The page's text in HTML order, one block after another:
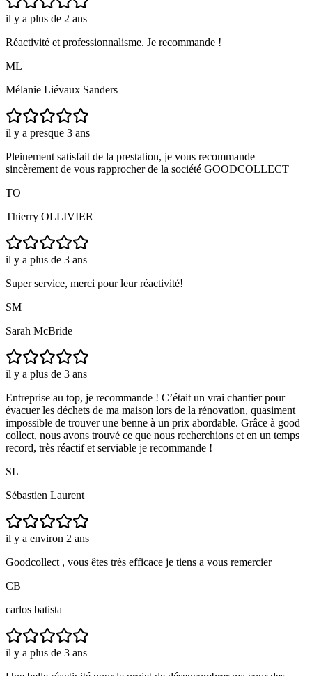
il y a plus de 2 ans
Réactivité et professionnalisme. Je recommande !
ML
Mélanie Liévaux Sanders
il y a presque 3 ans
Pleinement satisfait de la prestation, je vous recommande
sincèrement de vous rapprocher de la société GOODCOLLECT
TO
Thierry OLLIVIER
il y a plus de 3 ans
Super service, merci pour leur réactivité!
SM
Sarah McBride
il y a plus de 3 ans
Entreprise au top, je recommande ! C’était un vrai chantier pour
évacuer les déchets de ma maison lors de la rénovation, quasiment
impossible de trouver une benne à un prix abordable. Grâce à good
collect, nous avons trouvé ce que nous recherchions et en un temps
record, très réactif et serviable je recommande !
SL
Sébastien Laurent
il y a environ 2 ans
Goodcollect , vous êtes très efficace je tiens a vous remercier
CB
carlos batista
il y a plus de 3 ans